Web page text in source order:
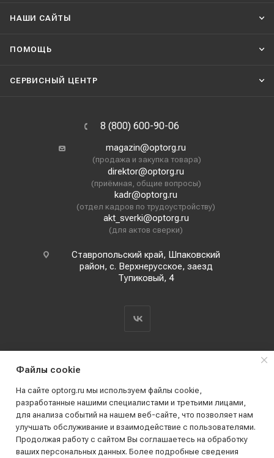
НАШИ CАЙТЫ
ПОМОЩЬ
СЕРВИСНЫЙ ЦЕНТР
8 (800) 600-90-06
magazin@optorg.ru
(продажа и закупка товара)
direktor@optorg.ru
(приёмная, общие вопросы)
kadr@optorg.ru
(отдел кадров по трудоустройству)
akt_sverki@optorg.ru
(для актов сверки)
Ставропольский край, Шпаковский
район, с. Верхнерусское, заезд
Тупиковый, 4
2019 - 2026 © АО КПК "Ставропольстройопторг"
Все права защищены
Файлы cookie
На сайте optorg.ru мы используем файлы cookie,
разработанные нашими специалистами и третьими лицами,
для анализа событий на нашем веб-сайте, что позволяет нам
улучшать обслуживание и взаимодействие с пользователями.
Продолжая работу с сайтом Вы соглашаетесь на обработку
ваших персональных данных. Более подробные сведения